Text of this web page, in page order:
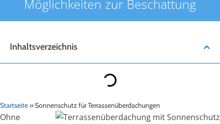
Möglichkeiten zur Beschattung
Inhaltsverzeichnis
Startseite »Sonnenschutz für Terrassenüberdachungen
Ohne